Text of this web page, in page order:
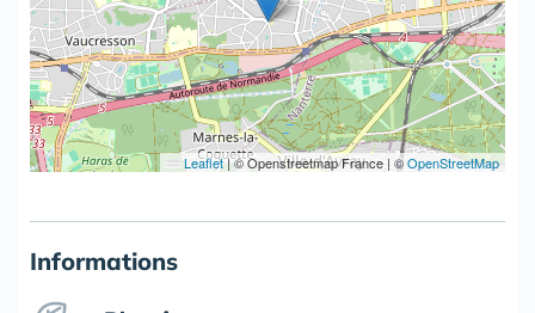
Leaflet|© Openstreetmap France | ©OpenStreetMap
Informations